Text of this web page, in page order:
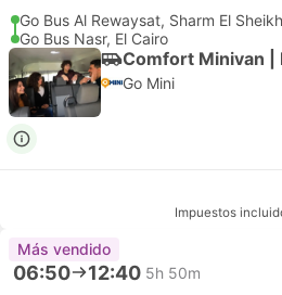
Go Bus Al Rewaysat, Sharm El Sheikh
Go Bus Nasr, El Cairo
Comfort Minivan |
Go Mini
Impuestos
Más vendido
06:50 12:40 5h 50m